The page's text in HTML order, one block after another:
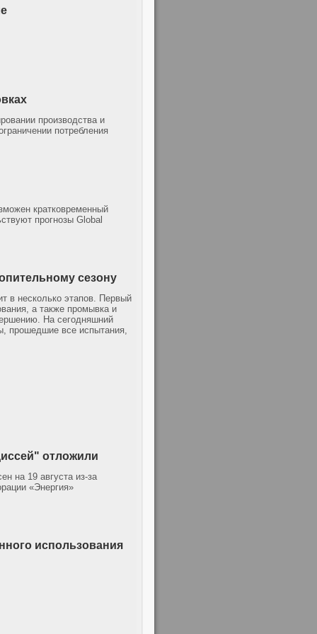
производства и
потребления
кратковременный
прогнозы Global
сезону
в несколько этапов. Первый
а также промывка и
На сегодняшний
прошедшие все испытания,
отложили
на 19 августа из-за
«Энергия»
использования